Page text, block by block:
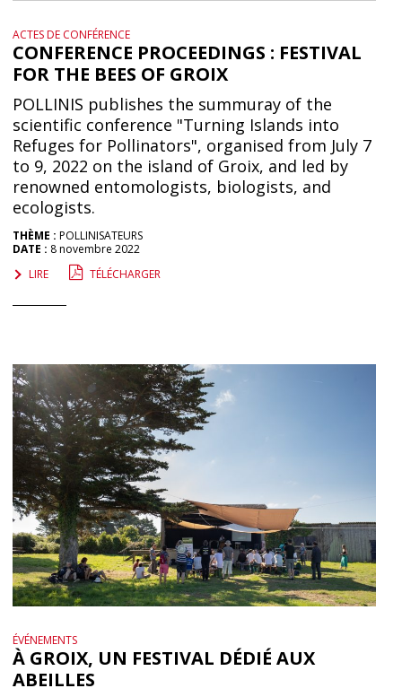
ACTES DE CONFÉRENCE
CONFERENCE PROCEEDINGS : FESTIVAL
FOR THE BEES OF GROIX
POLLINIS publishes the summuray of the
scientific conference "Turning Islands into
Refuges for Pollinators", organised from July 7
to 9, 2022 on the island of Groix, and led by
renowned entomologists, biologists, and
ecologists.
THÈME : POLLINISATEURS
DATE : 8 novembre 2022
LIRE
TÉLÉCHARGER
ÉVÉNEMENTS
À GROIX, UN FESTIVAL DÉDIÉ AUX
ABEILLES